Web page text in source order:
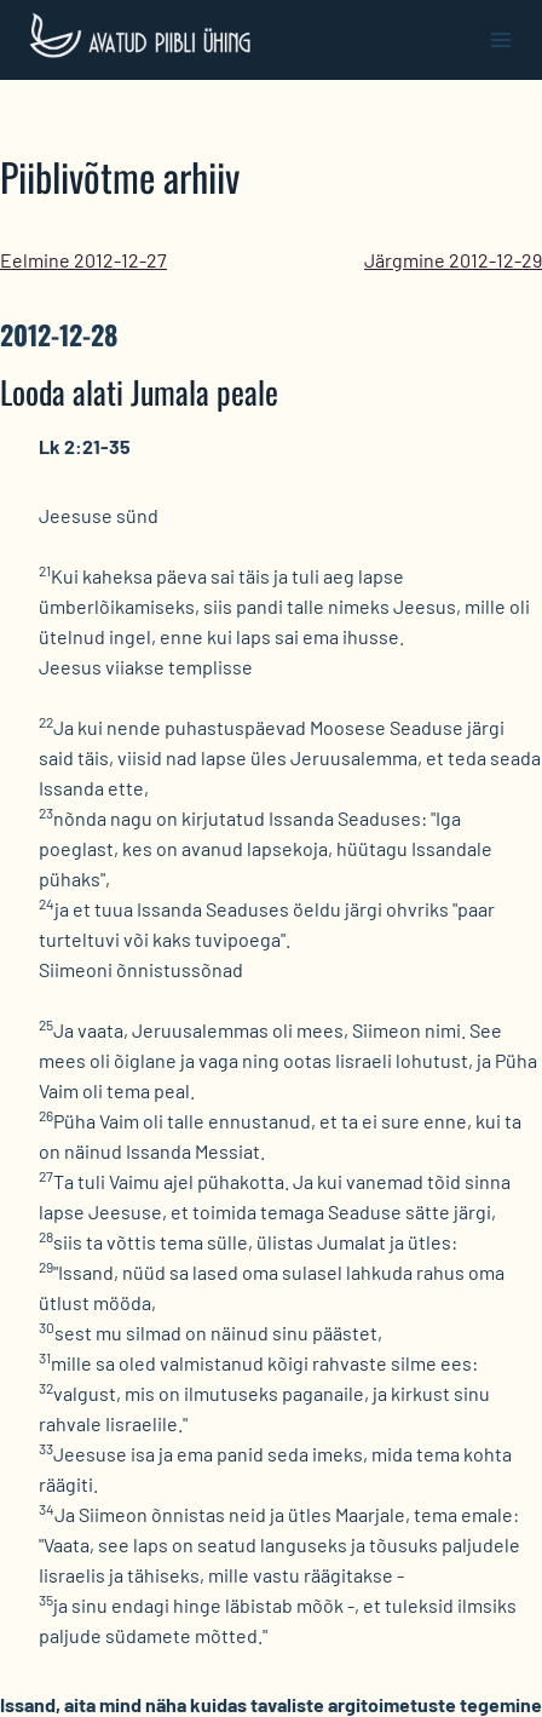
Skip
content
Piiblivõtme arhiiv
Eelmine 2012-12-27 Järgmine 2012-12-29
2012-12-28
Looda alati Jumala peale
Lk 2:21-35
Jeesuse sünd
21Kui kaheksa päeva sai täis ja tuli aeg lapse
ümberlõikamiseks, siis pandi talle nimeks Jeesus, mille oli
ütelnud ingel, enne kui laps sai ema ihusse.
Jeesus viiakse templisse
22Ja kui nende puhastuspäevad Moosese Seaduse järgi
said täis, viisid nad lapse üles Jeruusalemma, et teda seada
Issanda ette,
23nõnda nagu on kirjutatud Issanda Seaduses: "Iga
poeglast, kes on avanud lapsekoja, hüütagu Issandale
pühaks",
24ja et tuua Issanda Seaduses öeldu järgi ohvriks "paar
turteltuvi või kaks tuvipoega".
Siimeoni õnnistussõnad
25Ja vaata, Jeruusalemmas oli mees, Siimeon nimi. See
mees oli õiglane ja vaga ning ootas Iisraeli lohutust, ja Püha
Vaim oli tema peal.
26Püha Vaim oli talle ennustanud, et ta ei sure enne, kui ta
on näinud Issanda Messiat.
27Ta tuli Vaimu ajel pühakotta. Ja kui vanemad tõid sinna
lapse Jeesuse, et toimida temaga Seaduse sätte järgi,
28siis ta võttis tema sülle, ülistas Jumalat ja ütles:
29"Issand, nüüd sa lased oma sulasel lahkuda rahus oma
ütlust mööda,
30sest mu silmad on näinud sinu päästet,
31mille sa oled valmistanud kõigi rahvaste silme ees:
32valgust, mis on ilmutuseks paganaile, ja kirkust sinu
rahvale Iisraelile."
33Jeesuse isa ja ema panid seda imeks, mida tema kohta
räägiti.
34Ja Siimeon õnnistas neid ja ütles Maarjale, tema emale:
"Vaata, see laps on seatud languseks ja tõusuks paljudele
Iisraelis ja tähiseks, mille vastu räägitakse -
35ja sinu endagi hinge läbistab mõõk -, et tuleksid ilmsiks
paljude südamete mõtted."
Issand, aita mind näha kuidas tavaliste argitoimetuste tegemine